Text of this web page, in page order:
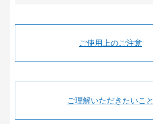
ご使用上のご注意
ご理解いただきたいこと